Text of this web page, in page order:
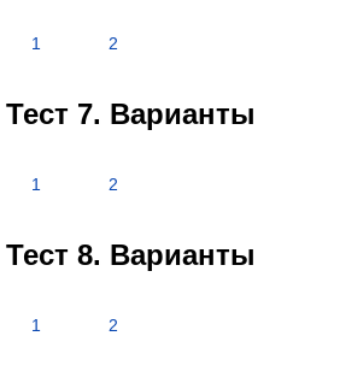
1 2
Тест 7. Варианты
1 2
Тест 8. Варианты
1 2